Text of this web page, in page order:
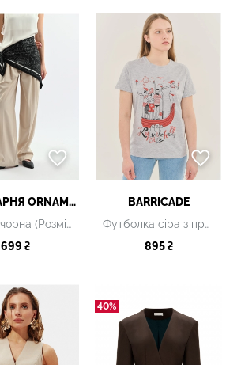
АКСЕСУАРНЯ ОRNAMENT
Хустка чорна (Розмір 90*90 см)
699 ₴
BARRICADE
Футболка сіра з принтом
895 ₴
40%